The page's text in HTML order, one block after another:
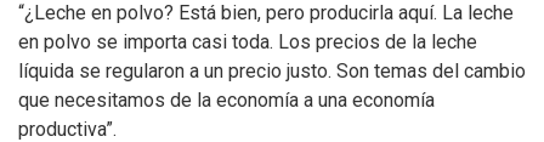
“¿Leche en polvo? Está bien, pero producirla aquí. La leche
en polvo se importa casi toda. Los precios de la leche
líquida se regularon a un precio justo. Son temas del cambio
que necesitamos de la economía a una economía
productiva”.